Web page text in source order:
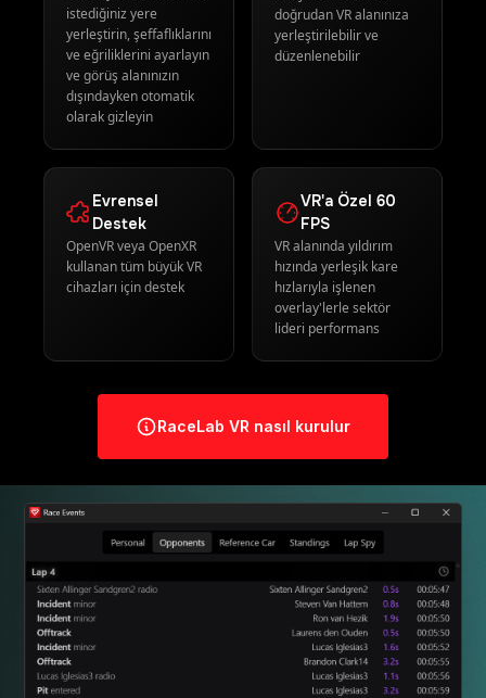
istediğiniz yere
yerleştirin, şeffaflıklarını
ve eğriliklerini ayarlayın
ve görüş alanınızın
dışındayken otomatik
olarak gizleyin
doğrudan VR alanınıza
yerleştirilebilir ve
düzenlenebilir
Evrensel
Destek
OpenVR veya OpenXR
kullanan tüm büyük VR
cihazları için destek
VR'a Özel 60
FPS
VR alanında yıldırım
hızında yerleşik kare
hızlarıyla işlenen
overlay'lerle sektör
lideri performans
RaceLab VR nasıl kurulur